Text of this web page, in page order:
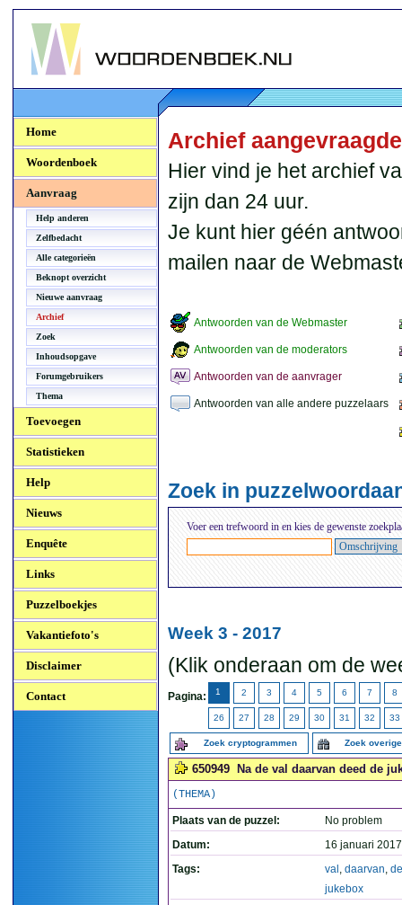
Woordenboek.NU
Home
Woordenboek
Aanvraag
Help anderen
Zelfbedacht
Alle categorieën
Beknopt overzicht
Nieuwe aanvraag
Archief
Zoek
Inhoudsopgave
Forumgebruikers
Thema
Toevoegen
Statistieken
Help
Nieuws
Enquête
Links
Puzzelboekjes
Vakantiefoto's
Disclaimer
Contact
Archief
Hier vind je het archief
zijn dan 24 uur.
Je kunt hier géén
mailen naar de
Antwoorden van de Webmaster
Antwoorden van de moderators
Antwoorden van de aanvrager
Antwoorden van alle andere puzzelaars
Zoek in
Voer een trefwoord in en kies de gewenste
Week 3 - 2017
(Klik onderaan om de
Pagina: 1 2 3 4 5 6 7 8
26 27 28 29 30 31 32 33
Zoek cryptogrammen Zoek
650949 Na de val daarvan deed de
(THEMA)
Plaats van de puzzel:
No problem
Datum:
16 januari
Tags:
val , daarvan,
jukebox